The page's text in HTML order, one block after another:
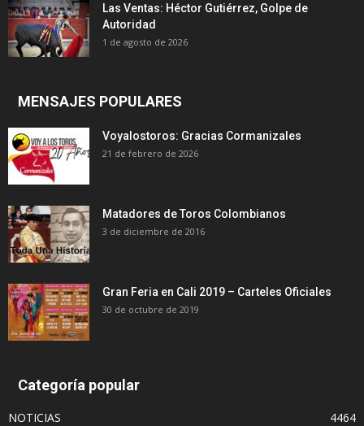
Las Ventas: Héctor Gutiérrez, Golpe de
Autoridad
1 de agosto de 2026
MENSAJES POPULARES
Voyalostoros: Gracias Cormanizales
21 de febrero de 2026
Matadores de Toros Colombianos
3 de diciembre de 2016
Gran Feria en Cali 2019 – Carteles Oficiales
30 de octubre de 2019
Categoría popular
NOTICIAS
4464